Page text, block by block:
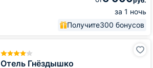
за 1 ночь
Получите300 бонусов
Отель Гнёздышко